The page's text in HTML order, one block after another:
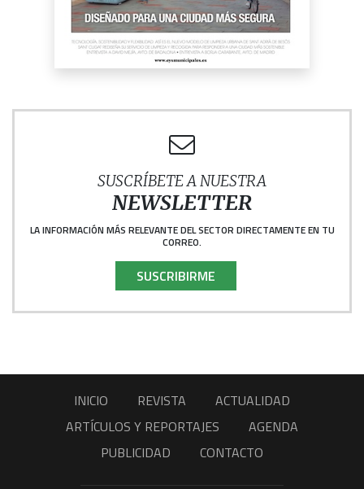
SUSCRÍBETE A NUESTRA
NEWSLETTER
LA INFORMACIÓN MÁS RELEVANTE DEL SECTOR DIRECTAMENTE EN TU
CORREO.
SUSCRIBIRME
INICIO REVISTA
ACTUALIDAD
ARTÍCULOS Y REPORTAJES
AGENDA
PUBLICIDAD
CONTACTO